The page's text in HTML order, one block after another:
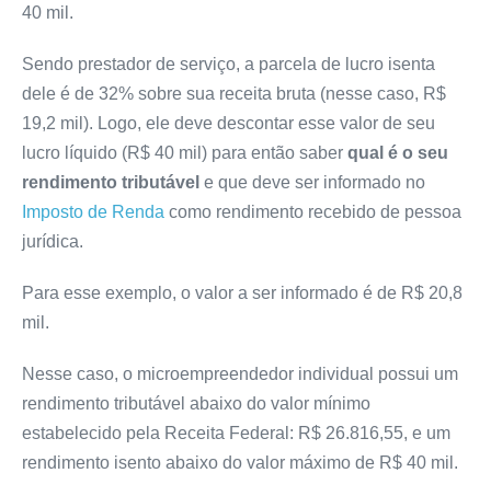
40 mil.
Sendo prestador de serviço, a parcela de lucro isenta
dele é de 32% sobre sua receita bruta (nesse caso, R$
19,2 mil). Logo, ele deve descontar esse valor de seu
lucro líquido (R$ 40 mil) para então saber qual é o seu
rendimento tributável e que deve ser informado no
Imposto de Renda como rendimento recebido de pessoa
jurídica.
Para esse exemplo, o valor a ser informado é de R$ 20,8
mil.
Nesse caso, o microempreendedor individual possui um
rendimento tributável abaixo do valor mínimo
estabelecido pela Receita Federal: R$ 26.816,55, e um
rendimento isento abaixo do valor máximo de R$ 40 mil.